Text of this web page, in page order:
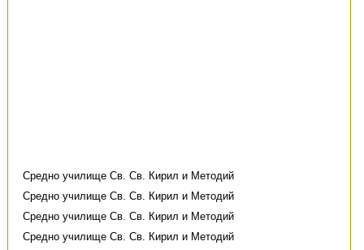
Средно училище Св. Св. Кирил и Методий
Средно училище Св. Св. Кирил и Методий
Средно училище Св. Св. Кирил и Методий
Средно училище Св. Св. Кирил и Методий